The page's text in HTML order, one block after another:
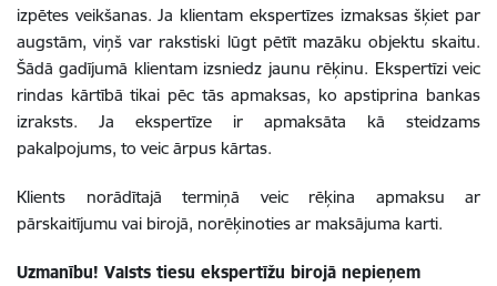
izpētes veikšanas. Ja klientam ekspertīzes izmaksas šķiet par
augstām, viņš var rakstiski lūgt pētīt mazāku objektu skaitu.
Šādā gadījumā klientam izsniedz jaunu rēķinu. Ekspertīzi veic
rindas kārtībā tikai pēc tās apmaksas, ko apstiprina bankas
izraksts. Ja ekspertīze ir apmaksāta kā steidzams
pakalpojums, to veic ārpus kārtas.
Klients norādītajā termiņā veic rēķina apmaksu ar
pārskaitījumu vai birojā, norēķinoties ar maksājuma karti.
Uzmanību! Valsts tiesu ekspertīžu birojā nepieņem